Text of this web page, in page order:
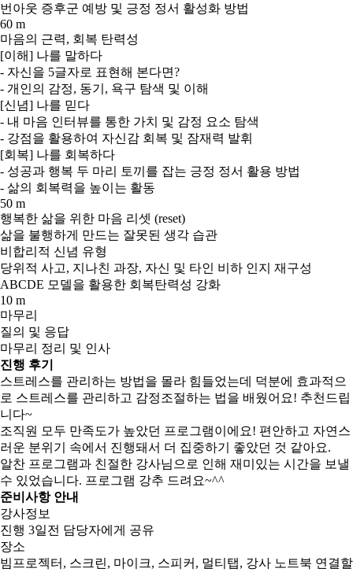
번아웃 증후군 예방 및 긍정 정서 활성화 방법
60 m
마음의 근력, 회복 탄력성
[이해] 나를 말하다
- 자신을 5글자로 표현해 본다면?
- 개인의 감정, 동기, 욕구 탐색 및 이해
[신념] 나를 믿다
- 내 마음 인터뷰를 통한 가치 및 감정 요소 탐색
- 강점을 활용하여 자신감 회복 및 잠재력 발휘
[회복] 나를 회복하다
- 성공과 행복 두 마리 토끼를 잡는 긍정 정서 활용 방법
- 삶의 회복력을 높이는 활동
50 m
행복한 삶을 위한 마음 리셋 (reset)
삶을 불행하게 만드는 잘못된 생각 습관
비합리적 신념 유형
당위적 사고, 지나친 과장, 자신 및 타인 비하 인지 재구성
ABCDE 모델을 활용한 회복탄력성 강화
10 m
마무리
질의 및 응답
마무리 정리 및 인사
진행 후기
스트레스를 관리하는 방법을 몰라 힘들었는데 덕분에 효과적으
로 스트레스를 관리하고 감정조절하는 법을 배웠어요! 추천드립
니다~
조직원 모두 만족도가 높았던 프로그램이에요! 편안하고 자연스
러운 분위기 속에서 진행돼서 더 집중하기 좋았던 것 같아요.
알찬 프로그램과 친절한 강사님으로 인해 재미있는 시간을 보낼
수 있었습니다. 프로그램 강추 드려요~^^
준비사항 안내
강사정보
진행 3일전 담당자에게 공유
장소
빔프로젝터, 스크린, 마이크, 스피커, 멀티탭, 강사 노트북 연결할